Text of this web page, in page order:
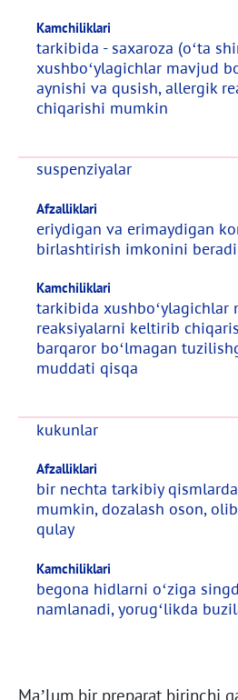
Kamchiliklari
tarkibida - saxaroza (o‘ta
xushbo‘ylagichlar mavjud
aynishi va qusish, allergik
chiqarishi mumkin
suspenziyalar
Afzalliklari
eriydigan va erimaydigan
birlashtirish imkonini beradi
Kamchiliklari
tarkibida xushbo‘ylagichlar
reaksiyalarni keltirib
barqaror bo‘lmagan
muddati qisqa
kukunlar
Afzalliklari
bir nechta tarkibiy
mumkin, dozalash oson,
qulay
Kamchiliklari
begona hidlarni o‘ziga
namlanadi, yorug‘likda